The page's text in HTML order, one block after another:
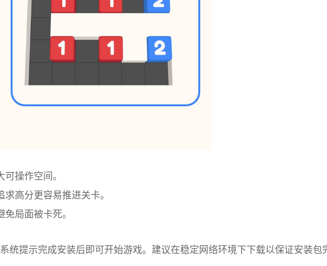
操作空间。
高分更容易推进关卡。
局面被卡死。
统提示完成安装后即可开始游戏。建议在稳定网络环境下下载以保证安装包